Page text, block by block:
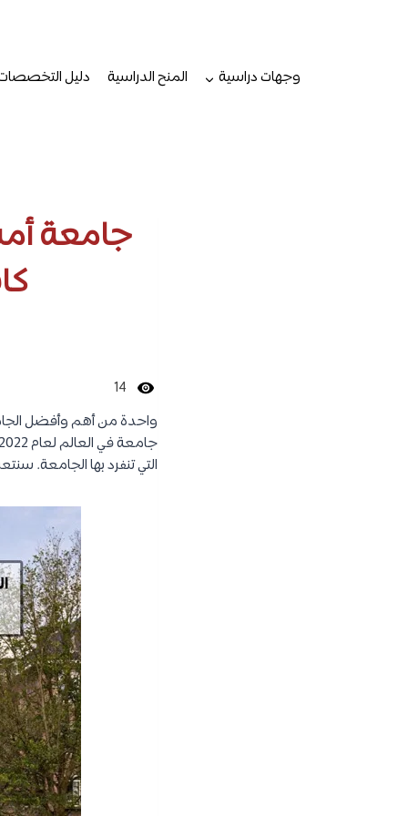
وجهات دراسية
المنح الدراسية دليل
جامعة
14
التي تنفرد بها الجامعة.